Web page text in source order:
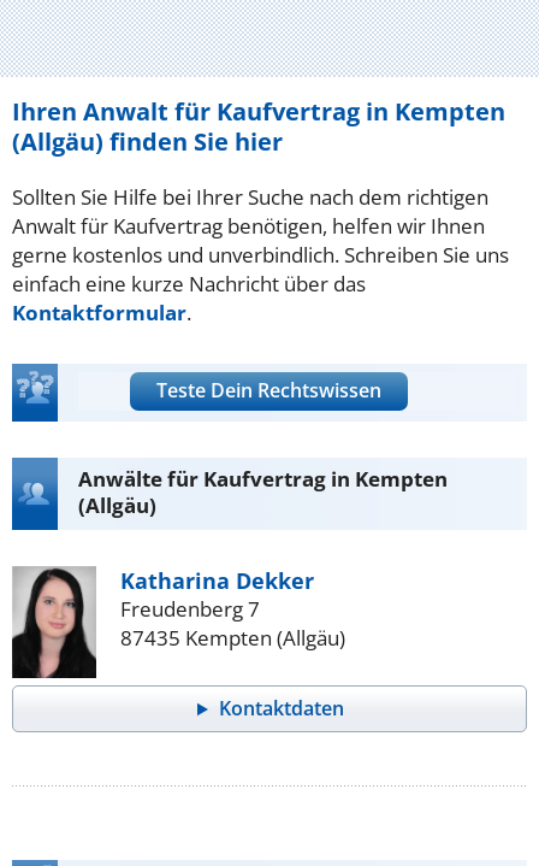
Ihren Anwalt für Kaufvertrag in Kempten
(Allgäu) finden Sie hier
Sollten Sie Hilfe bei Ihrer Suche nach dem richtigen
Anwalt für Kaufvertrag benötigen, helfen wir Ihnen
gerne kostenlos und unverbindlich. Schreiben Sie uns
einfach eine kurze Nachricht über das
Kontaktformular.
Teste Dein Rechtswissen
Anwälte für Kaufvertrag in Kempten
(Allgäu)
Katharina Dekker
Freudenberg 7
87435 Kempten (Allgäu)
Kontaktdaten